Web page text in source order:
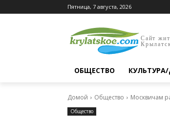
Пятница, 7 августа, 2026
Сайт
ОБЩЕСТВО
Домой Общество Москвичам
Общество